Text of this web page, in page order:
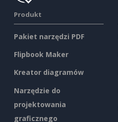
Produkt
Pakiet narzędzi PDF
Flipbook Maker
Kreator diagramów
Narzędzie do
projektowania
graficznego